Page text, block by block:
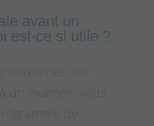
avant un
est-ce si utile ?